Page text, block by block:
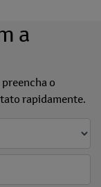
a
o
rapidamente.